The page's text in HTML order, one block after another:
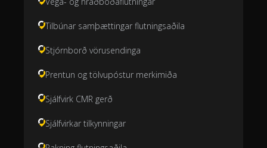
Tilbúnar samþættingar flutningsaðila
Stjórnborð vörusendinga
Prentun og tölvupóstur merkimiða
Sjálfvirk CMR gerð
Sjálfvirkar tilkynningar